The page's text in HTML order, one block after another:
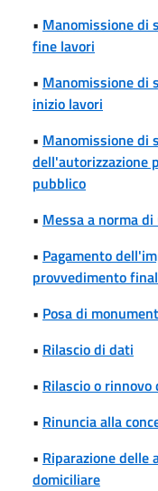
• Manomissione di
fine lavori
• Manomissione di
inizio lavori
• Manomissione di
dell'autorizzazione
pubblico
• Messa a norma
• Pagamento
provvedimento
• Posa di
• Rilascio di dati
• Rilascio o
• Rinuncia alla
• Riparazione delle
domiciliare